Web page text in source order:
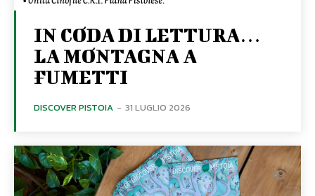
IN CODA DI LETTURA…
LA MONTAGNA A
FUMETTI
DISCOVER PISTOIA - 31 LUGLIO 2026